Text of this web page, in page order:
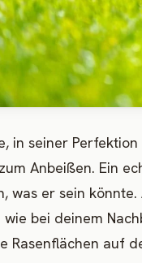
in seiner
Anbeißen. Ein
was er sein
bei deinem
Rasenflächen auf